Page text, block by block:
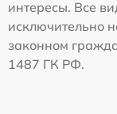
интересы. Все
исключительно
законном
1487 ГК РФ.